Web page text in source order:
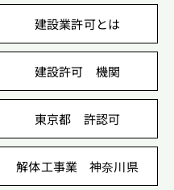
建設業許可とは
建設許可 機関
東京都 許認可
解体工事業 神奈川県